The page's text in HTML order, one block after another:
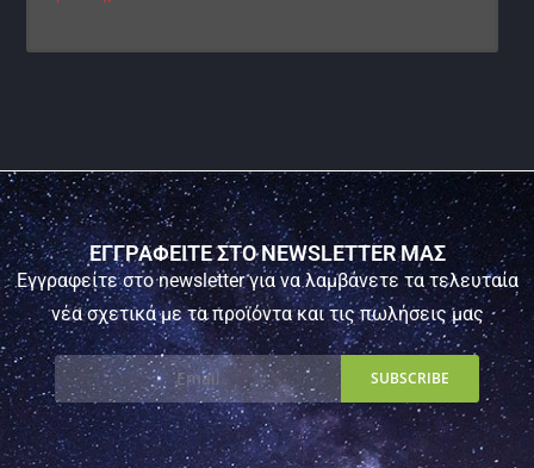
ΕΓΓΡΑΦΕΙΤΕ ΣΤΟ NEWSLETTER ΜΑΣ
Εγγραφείτε στο newsletter για να λαμβάνετε τα τελευταία
νέα σχετικά με τα προϊόντα και τις πωλήσεις μας